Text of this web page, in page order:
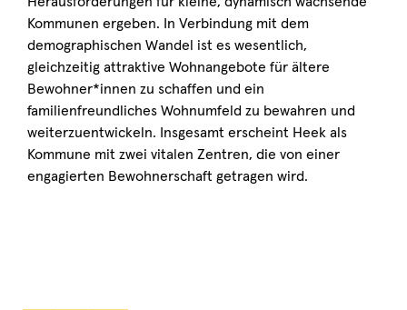
Kommunen ergeben. In Verbindung mit dem
demographischen Wandel ist es wesentlich,
gleichzeitig attraktive Wohnangebote für ältere
Bewohner*innen zu schaffen und ein
familienfreundliches Wohnumfeld zu bewahren und
weiterzuentwickeln. Insgesamt erscheint Heek als
Kommune mit zwei vitalen Zentren, die von einer
engagierten Bewohnerschaft getragen wird.